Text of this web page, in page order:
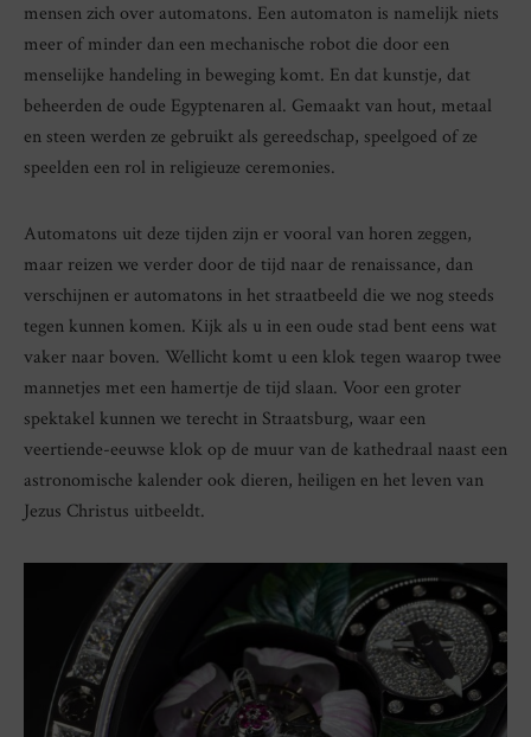
mensen zich over automatons. Een automaton is namelijk niets
meer of minder dan een mechanische robot die door een
menselijke handeling in beweging komt. En dat kunstje, dat
beheerden de oude Egyptenaren al. Gemaakt van hout, metaal
en steen werden ze gebruikt als gereedschap, speelgoed of ze
speelden een rol in religieuze ceremonies.
Automatons uit deze tijden zijn er vooral van horen zeggen,
maar reizen we verder door de tijd naar de renaissance, dan
verschijnen er automatons in het straatbeeld die we nog steeds
tegen kunnen komen. Kijk als u in een oude stad bent eens wat
vaker naar boven. Wellicht komt u een klok tegen waarop twee
mannetjes met een hamertje de tijd slaan. Voor een groter
spektakel kunnen we terecht in Straatsburg, waar een
veertiende-eeuwse klok op de muur van de kathedraal naast een
astronomische kalender ook dieren, heiligen en het leven van
Jezus Christus uitbeeldt.